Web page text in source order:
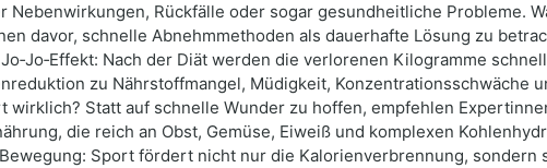
Rückfälle oder sogar gesundheitliche Probleme.
davor, schnelle Abnehmmethoden als dauerhafte Lösung zu
Nach der Diät werden die verlorenen Kilogramme
zu Nährstoffmangel, Müdigkeit, Konzentrationsschwäche
wirklich? Statt auf schnelle Wunder zu hoffen, empfehlen
die reich an Obst, Gemüse, Eiweiß und komplexen
Sport fördert nicht nur die Kalorienverbrennung, sondern